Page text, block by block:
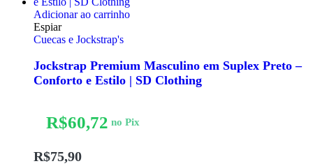
Adicionar ao carrinho
Espiar
Cuecas e Jockstrap's
Jockstrap Premium Masculino em Suplex Preto –
Conforto e Estilo | SD Clothing
R$75,90
R$60,72 no Pix